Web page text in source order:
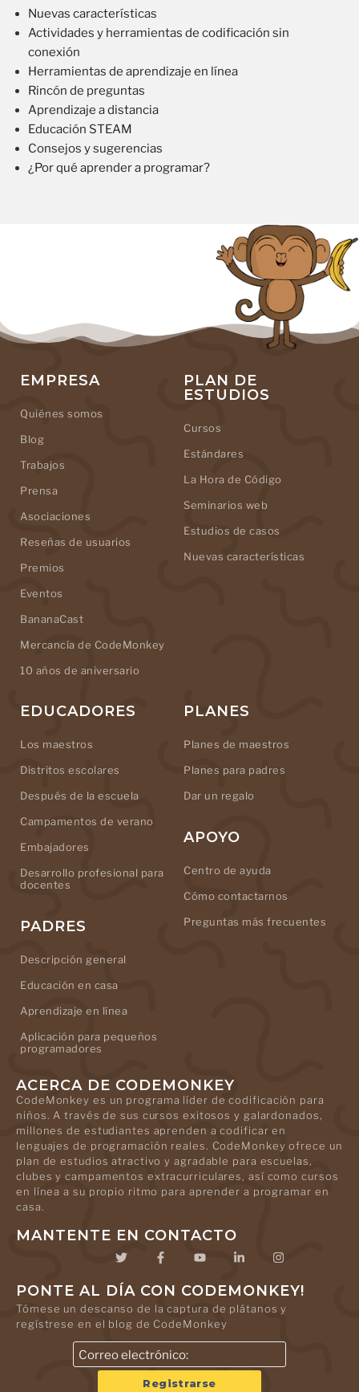
Nuevas características
Actividades y herramientas de codificación sin
conexión
Herramientas de aprendizaje en línea
Rincón de preguntas
Aprendizaje a distancia
Educación STEAM
Consejos y sugerencias
¿Por qué aprender a programar?
EMPRESA
Quiénes somos
Blog
Trabajos
Prensa
Asociaciones
Reseñas de usuarios
Premios
Eventos
BananaCast
Mercancía de CodeMonkey
10 años de aniversario
PLAN DE
ESTUDIOS
Cursos
Estándares
La Hora de Código
Seminarios web
Estudios de casos
Nuevas características
EDUCADORES
Los maestros
Distritos escolares
Después de la escuela
Campamentos de verano
Embajadores
Desarrollo profesional para
docentes
PADRES
Descripción general
Educación en casa
Aprendizaje en línea
Aplicación para pequeños
programadores
PLANES
Planes de maestros
Planes para padres
Dar un regalo
APOYO
Centro de ayuda
Cómo contactarnos
Preguntas más frecuentes
ACERCA DE CODEMONKEY
CodeMonkey es un programa líder de codificación para
niños. A través de sus cursos exitosos y galardonados,
millones de estudiantes aprenden a codificar en
lenguajes de programación reales. CodeMonkey ofrece un
plan de estudios atractivo y agradable para escuelas,
clubes y campamentos extracurriculares, así como cursos
en línea a su propio ritmo para aprender a programar en
casa.
MANTENTE EN CONTACTO
PONTE AL DÍA CON CODEMONKEY!
Tómese un descanso de la captura de plátanos y
regístrese en el blog de CodeMonkey